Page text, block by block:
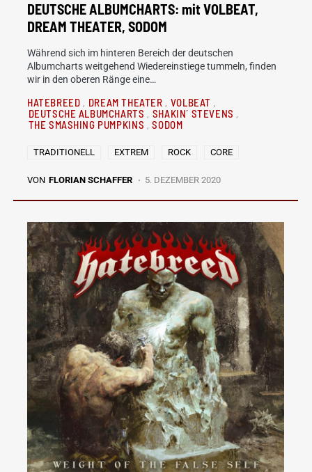
DEUTSCHE ALBUMCHARTS: mit VOLBEAT,
DREAM THEATER, SODOM
Während sich im hinteren Bereich der deutschen
Albumcharts weitgehend Wiedereinstiege tummeln, finden
wir in den oberen Ränge eine…
HATEBREED DREAM THEATER
VOLBEAT
DEUTSCHE ALBUMCHARTS
SHAKIN´ STEVENS
THE SMASHING PUMPKINS
SODOM
TRADITIONELL EXTREM ROCK CORE
VON FLORIAN SCHAFFER 5. DEZEMBER 2020